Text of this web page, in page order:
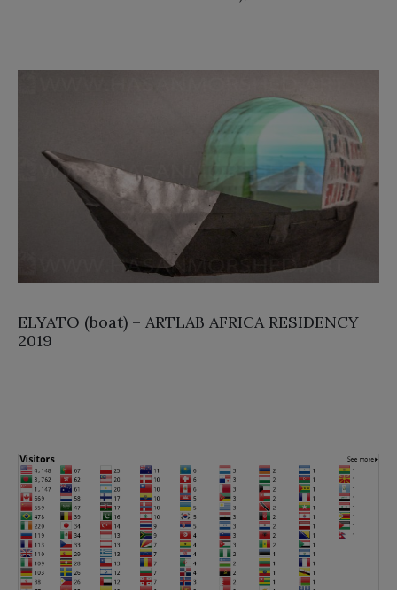
ELYATO (boat) – ARTLAB AFRICA RESIDENCY
2019